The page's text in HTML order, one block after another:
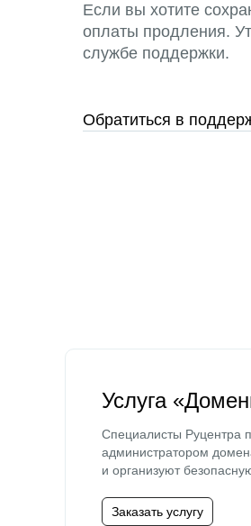
Если вы хотите
оплаты продления.
службе поддержки.
Обратиться в
Услуга
Специалисты Руцентра
администратором
и организуют
Заказать услугу